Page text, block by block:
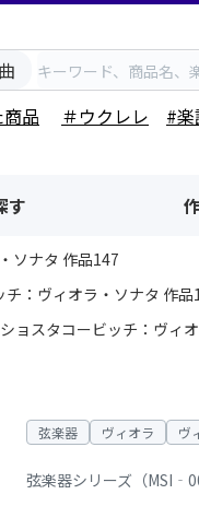
品
＃ウクレレ #
す
ソナタ 作品147
：ヴィオラ・ソナタ 作品
ショスタコービッチ：ヴィ
弦楽器 ヴィオラ ヴ
弦楽器シリーズ（